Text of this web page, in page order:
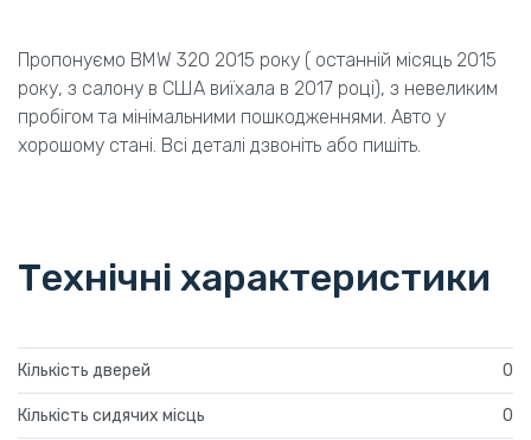
Технічні характеристики
Кількість дверей 0
Кількість сидячих місць 0
Пропонуємо BMW 320 2015 року ( останній місяць 2015
року, з салону в США виїхала в 2017 році), з невеликим
пробігом та мінімальними пошкодженнями. Авто у
хорошому стані. Всі деталі дзвоніть або пишіть.